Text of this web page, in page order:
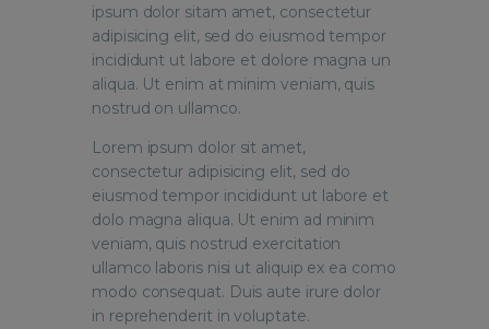
ipsum dolor sitam amet, consectetur
adipisicing elit, sed do eiusmod tempor
incididunt ut labore et dolore magna un
aliqua. Ut enim at minim veniam, quis
nostrud on ullamco.
Lorem ipsum dolor sit amet,
consectetur adipisicing elit, sed do
eiusmod tempor incididunt ut labore et
dolo magna aliqua. Ut enim ad minim
veniam, quis nostrud exercitation
ullamco laboris nisi ut aliquip ex ea como
modo consequat. Duis aute irure dolor
in reprehenderit in voluptate.